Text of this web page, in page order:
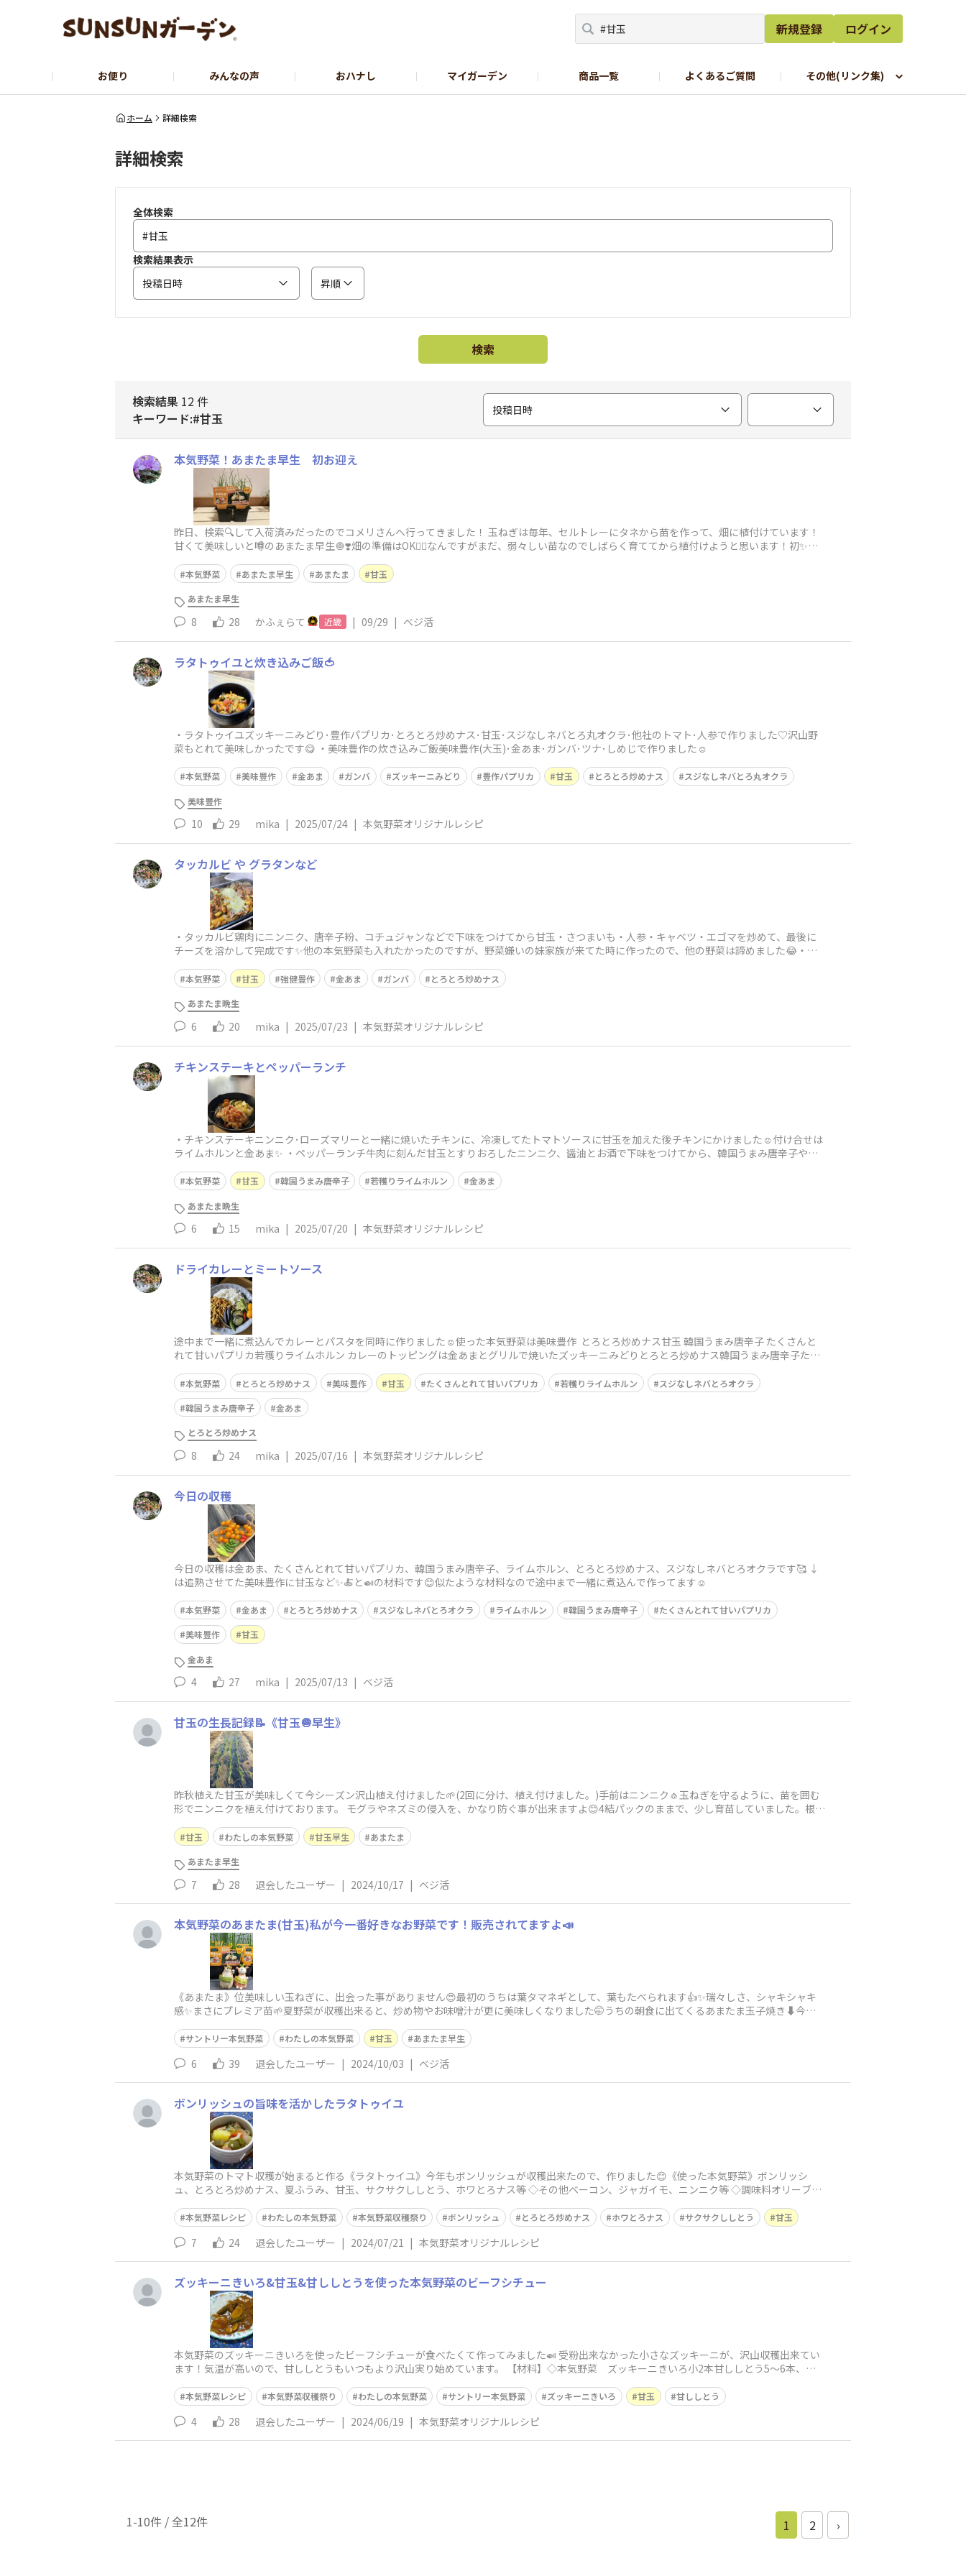
新規登録 ログイン
お便り みんなの声 おハナし マイガーデン 商品一覧 よくあるご質問 その他(リンク集)
公式サイト YouTubeチャンネル
ホーム 詳細検索
詳細検索
全体検索
検索結果表示
投稿日時
昇順
検索
検索結果 12 件
キーワード:#甘玉
投稿日時
本気野菜！あまたま早生 初お迎え
昨日、検索🔍して入荷済みだったのでコメリさんへ行ってきました！ 玉ねぎは毎年、セルトレーにタネから苗を作って、畑に植付けています！
甘くて美味しいと噂のあまたま早生🧅❣️畑の準備はOK🙆‍♀️なんですがまだ、弱々しい苗なのでしばらく育ててから植付けようと思います！初✨で
本気野菜 あまたま早生 あまたま 甘玉
あまたま早生
8 28 かふぇらて 近畿 | 09/29 | ベジ活
ラタトゥイユと炊き込みご飯🍅
・ラタトゥイユズッキーニみどり･豊作パプリカ･とろとろ炒めナス･甘玉･スジなしネバとろ丸オクラ･他社のトマト･人参で作りました♡沢山野
菜もとれて美味しかったです😋 ・美味豊作の炊き込みご飯美味豊作(大玉)･金あま･ガンバ･ツナ･しめじで作りました☺️
本気野菜 美味豊作 金あま ガンバ ズッキーニみどり 豊作パプリカ 甘玉 とろとろ炒めナス スジなしネバとろ丸オクラ
美味豊作
10 29 mika | 2025/07/24 | 本気野菜オリジナルレシピ
タッカルビ や グラタンなど
・タッカルビ鶏肉にニンニク、唐辛子粉、コチュジャンなどで下味をつけてから甘玉・さつまいも・人参・キャベツ・エゴマを炒めて、最後に
チーズを溶かして完成です✨️他の本気野菜も入れたかったのですが、野菜嫌いの妹家族が来てた時に作ったので、他の野菜は諦めました😂・グ
本気野菜 甘玉 強健豊作 金あま ガンバ とろとろ炒めナス
あまたま晩生
6 20 mika | 2025/07/23 | 本気野菜オリジナルレシピ
チキンステーキとペッパーランチ
・チキンステーキニンニク･ローズマリーと一緒に焼いたチキンに、冷凍してたトマトソースに甘玉を加えた後チキンにかけました☺️付け合せは
ライムホルンと金あま✨️ ・ペッパーランチ牛肉に刻んだ甘玉とすりおろしたニンニク、醤油とお酒で下味をつけてから、韓国うまみ唐辛子やコ
本気野菜 甘玉 韓国うまみ唐辛子 若穫りライムホルン 金あま
あまたま晩生
6 15 mika | 2025/07/20 | 本気野菜オリジナルレシピ
ドライカレーとミートソース
途中まで一緒に煮込んでカレーとパスタを同時に作りました☺️使った本気野菜は美味豊作 とろとろ炒めナス甘玉 韓国うまみ唐辛子 たくさんと
れて甘いパプリカ若穫りライムホルン カレーのトッピングは金あまとグリルで焼いたズッキーニみどりとろとろ炒めナス韓国うまみ唐辛子たく
本気野菜 とろとろ炒めナス 美味豊作 甘玉 たくさんとれて甘いパプリカ 若穫りライムホルン
スジなしネバとろオクラ
韓国うまみ唐辛子
金あま
とろとろ炒めナス
8 24 mika | 2025/07/16 | 本気野菜オリジナルレシピ
今日の収穫
今日の収穫は金あま、たくさんとれて甘いパプリカ、韓国うまみ唐辛子、ライムホルン、とろとろ炒めナス、スジなしネバとろオクラです🥰 ↓
は追熟させてた美味豊作に甘玉など✨️🍝と🍛の材料です😊似たような材料なので途中まで一緒に煮込んで作ってます☺️
本気野菜 金あま とろとろ炒めナス スジなしネバとろオクラ ライムホルン 韓国うまみ唐辛子
たくさんとれて甘いパプリカ
美味豊作
甘玉
金あま
4 27 mika | 2025/07/13 | ベジ活
甘玉の生長記録📝《甘玉🧅早生》
昨秋植えた甘玉が美味しくて今シーズン沢山植え付けました🌱(2回に分け、植え付けました。)手前はニンニク🧄玉ねぎを守るように、苗を囲む
形でニンニクを植え付けております。 モグラやネズミの侵入を、かなり防ぐ事が出来ますよ😊4結パックのままで、少し育苗していました。根は
甘玉 わたしの本気野菜 甘玉早生 あまたま
あまたま早生
7 28 退会したユーザー | 2024/10/17 | ベジ活
本気野菜のあまたま(甘玉)私が今一番好きなお野菜です！販売されてますよ📣
《あまたま》位美味しい玉ねぎに、出会った事がありません😍最初のうちは葉タマネギとして、葉もたべられます👍✨瑞々しさ、シャキシャキ
感✨まさにプレミア苗🌱夏野菜が収穫出来ると、炒め物やお味噌汁が更に美味しくなりました🤭うちの朝食に出てくるあまたま玉子焼き⬇️今シ
サントリー本気野菜 わたしの本気野菜 甘玉 あまたま早生
6 39 退会したユーザー | 2024/10/03 | ベジ活
ボンリッシュの旨味を活かしたラタトゥイユ
本気野菜のトマト収穫が始まると作る《ラタトゥイユ》今年もボンリッシュが収穫出来たので、作りました😊《使った本気野菜》ボンリッシ
ュ、とろとろ炒めナス、夏ふうみ、甘玉、サクサクししとう、ホワとろナス等 ◇その他ベーコン、ジャガイモ、ニンニク等 ◇調味料オリーブオ
本気野菜レシピ わたしの本気野菜 本気野菜収穫祭り ボンリッシュ とろとろ炒めナス ホワとろナス サクサクししとう 甘玉
7 24 退会したユーザー | 2024/07/21 | 本気野菜オリジナルレシピ
ズッキーニきいろ&甘玉&甘ししとうを使った本気野菜のビーフシチュー
本気野菜のズッキーニきいろを使ったビーフシチューが食べたくて作ってみました🍛 受粉出来なかった小さなズッキーニが、沢山収穫出来てい
ます！気温が高いので、甘ししとうもいつもより沢山実り始めています。 【材料】◇本気野菜 ズッキーニきいろ小2本甘ししとう5〜6本、玉
本気野菜レシピ 本気野菜収穫祭り わたしの本気野菜 サントリー本気野菜 ズッキーニきいろ 甘玉 甘ししとう
4 28 退会したユーザー | 2024/06/19 | 本気野菜オリジナルレシピ
1-10件 / 全12件 1 2 ›